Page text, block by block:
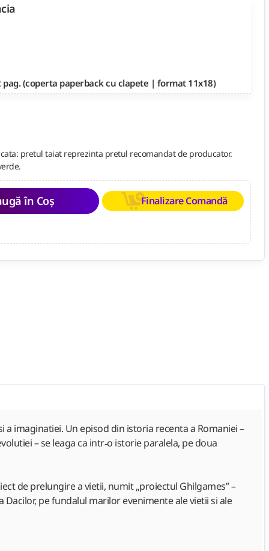
pag. (coperta paperback cu clapete | format 11x18)
în Coș Finalizare Comandă
pretul taiat reprezinta pretul recomandat de producator.
imaginatiei. Un episod din istoria recenta a Romaniei –
– se leaga ca intr‑o istorie paralela, pe doua
de prelungire a vietii, numit „proiectul Ghilgames” –
pe fundalul marilor evenimente ale vietii si ale